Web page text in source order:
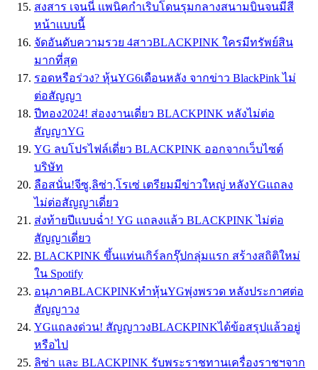
สงสาร เจนนี่ เเพนิคกำเริบโดนรุมกลางสนามบินจนมีสี
หน้าเเบบนี้
จัดอันดับความรวย 4สาวBLACKPINK ใครมีทรัพย์สิน
มากที่สุด
รอดหรือร่วง? หุ้นYG6เดือนหลัง จากข่าว BlackPink ไม่
ต่อสัญญา
ปีทอง2024! ส่องงานเดี่ยว BLACKPINK หลังไม่ต่อ
สัญญาYG
YG ลบโปรไฟล์เดี่ยว BLACKPINK ออกจากเว็บไซต์
บริษัท
ลือสนั่น!จีซู,ลิซ่า,โรเซ่ เตรียมมีข่าวใหญ่ หลังYGแถลง
ไม่ต่อสัญญาเดี่ยว
ส่งท้ายปีเเบบฉ่ำ! YG เเถลงเเล้ว BLACKPINK ไม่ต่อ
สัญญาเดี่ยว
BLACKPINK ขึ้นแท่นเกิร์ลกรุ๊ปกลุ่มแรก สร้างสถิติใหม่
ใน Spotify
อนุภาคBLACKPINKทำหุ้นYGพุ่งพรวด หลังประกาศต่อ
สัญญาวง
YGแถลงด่วน! สัญญาวงBLACKPINKได้ข้อสรุปแล้วอยู่
หรือไป
ลิซ่า และ BLACKPINK รับพระราชทานเครื่องราชฯจาก